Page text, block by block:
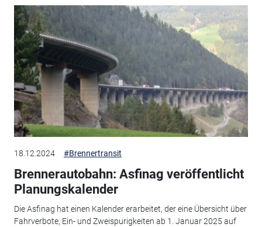
18.12.2024 #Brennertransit
Brennerautobahn: Asfinag veröffentlicht
Planungskalender
Die Asfinag hat einen Kalender erarbeitet, der eine Übersicht über
Fahrverbote, Ein- und Zweispurigkeiten ab 1. Januar 2025 auf